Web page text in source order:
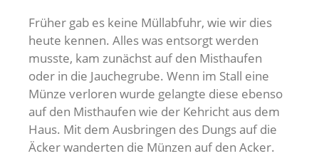
Früher gab es keine Müllabfuhr, wie wir dies
heute kennen. Alles was entsorgt werden
musste, kam zunächst auf den Misthaufen
oder in die Jauchegrube. Wenn im Stall eine
Münze verloren wurde gelangte diese ebenso
auf den Misthaufen wie der Kehricht aus dem
Haus. Mit dem Ausbringen des Dungs auf die
Äcker wanderten die Münzen auf den Acker.